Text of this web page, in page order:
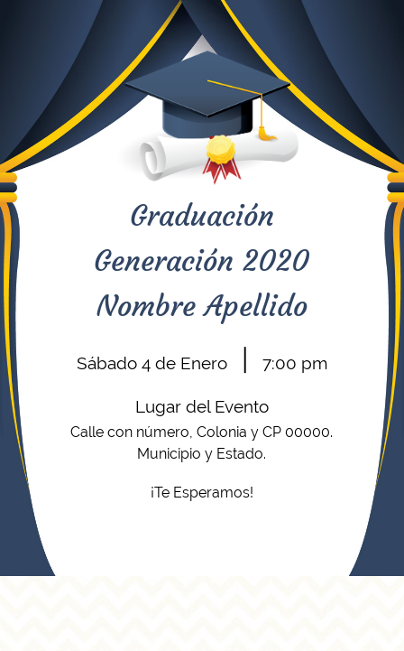
Graduación
Generación 2020
Nombre Apellido
Sábado 4 de Enero | 7:00 pm
Lugar del Evento
Calle con número, Colonia y CP 00000.
Municipio y Estado.
¡Te Esperamos!